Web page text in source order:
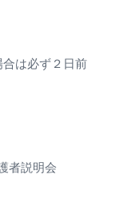
は必ず２日前
者説明会